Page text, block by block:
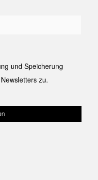
und Speicherung
zu.